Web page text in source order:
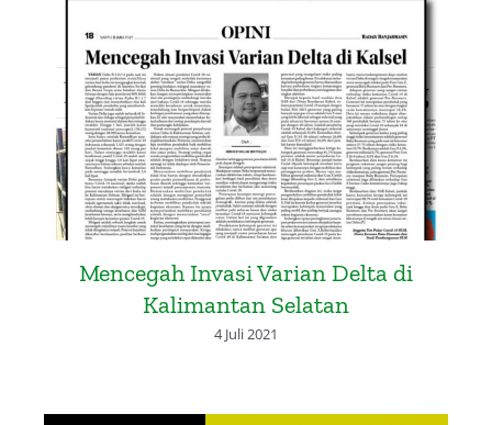
Mencegah Invasi Varian Delta di
Kalimantan Selatan
4 Juli 2021